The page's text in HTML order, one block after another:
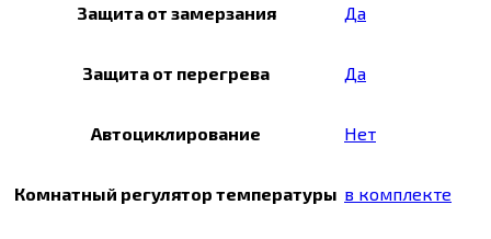
Защита от замерзания Да
Защита от перегрева Да
Автоциклирование Нет
Комнатный регулятор температуры в комплекте